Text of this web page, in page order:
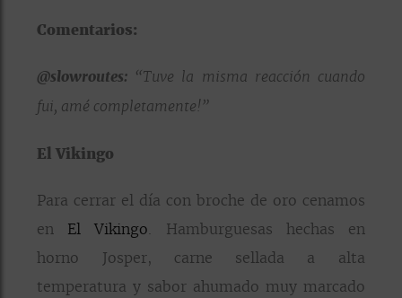
Comentarios:
@slowroutes: “Tuve la misma reacción cuando
fui, amé completamente!”
El Vikingo
Para cerrar el día con broche de oro cenamos
en El Vikingo. Hamburguesas hechas en
horno Josper, carne sellada a alta
temperatura y sabor ahumado muy marcado